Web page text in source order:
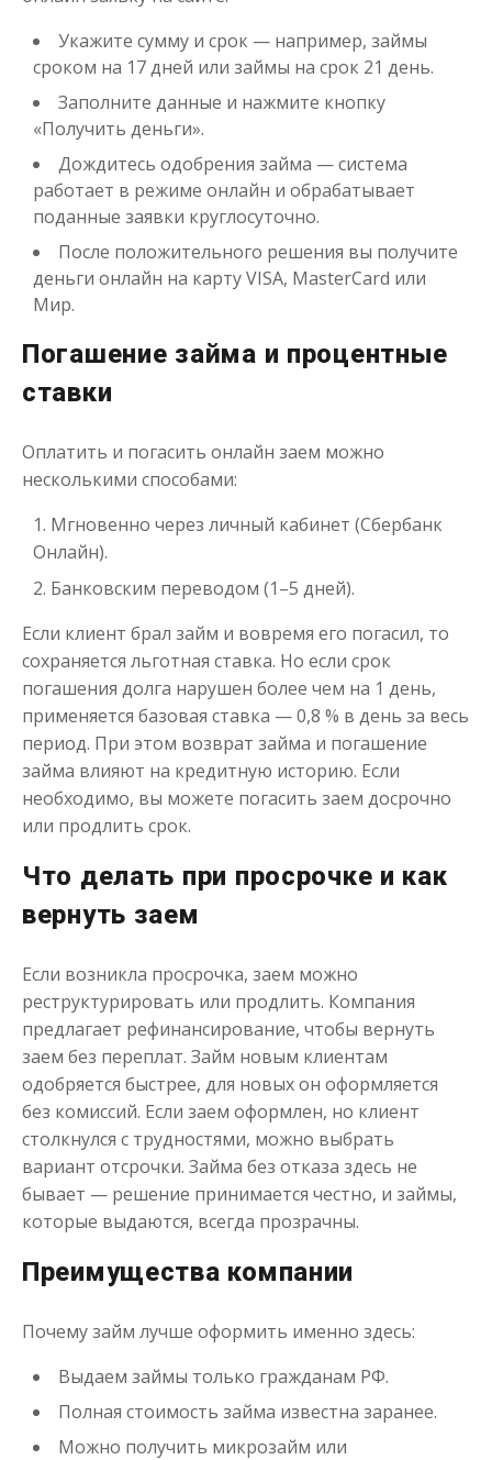
Одолжим до 30 дней
Сумма до50 000
Срок
Получить
Переведём в долг
Сумма до50 000
Срок
Получить
Деньги до зарплаты
Сумма до50 000₽
Срок
Укажите сумму и срок — например, займы
сроком на 17 дней или займы на срок 21 день.
Заполните данные и нажмите кнопку
«Получить деньги».
Дождитесь одобрения займа — система
работает в режиме онлайн и обрабатывает
поданные заявки круглосуточно.
После положительного решения вы получите
деньги онлайн на карту VISA, MasterCard или
Мир.
Погашение займа и процентные
ставки
Оплатить и погасить онлайн заем можно
несколькими способами:
Мгновенно через личный кабинет (Сбербанк
Онлайн).
Банковским переводом (1–5 дней).
Если клиент брал займ и вовремя его погасил, то
сохраняется льготная ставка. Но если срок
погашения долга нарушен более чем на 1 день,
применяется базовая ставка — 0,8 % в день за весь
период. При этом возврат займа и погашение
займа влияют на кредитную историю. Если
необходимо, вы можете погасить заем досрочно
или продлить срок.
Что делать при просрочке и как
вернуть заем
Если возникла просрочка, заем можно
реструктурировать или продлить. Компания
предлагает рефинансирование, чтобы вернуть
заем без переплат. Займ новым клиентам
одобряется быстрее, для новых он оформляется
без комиссий. Если заем оформлен, но клиент
столкнулся с трудностями, можно выбрать
вариант отсрочки. Займа без отказа здесь не
бывает — решение принимается честно, и займы,
которые выдаются, всегда прозрачны.
Преимущества компании
Почему займ лучше оформить именно здесь:
Выдаем займы только гражданам РФ.
Полная стоимость займа известна заранее.
Можно получить микрозайм или